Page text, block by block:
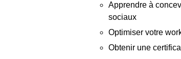
Apprendre à
sociaux
Optimiser votre
Obtenir une